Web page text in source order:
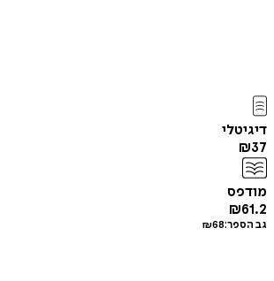
דיגיטלי
₪37
מודפס
₪61.2
גב הספר: ₪68